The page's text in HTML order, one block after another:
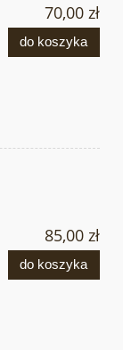
70,00 zł
do koszyka
85,00 zł
do koszyka